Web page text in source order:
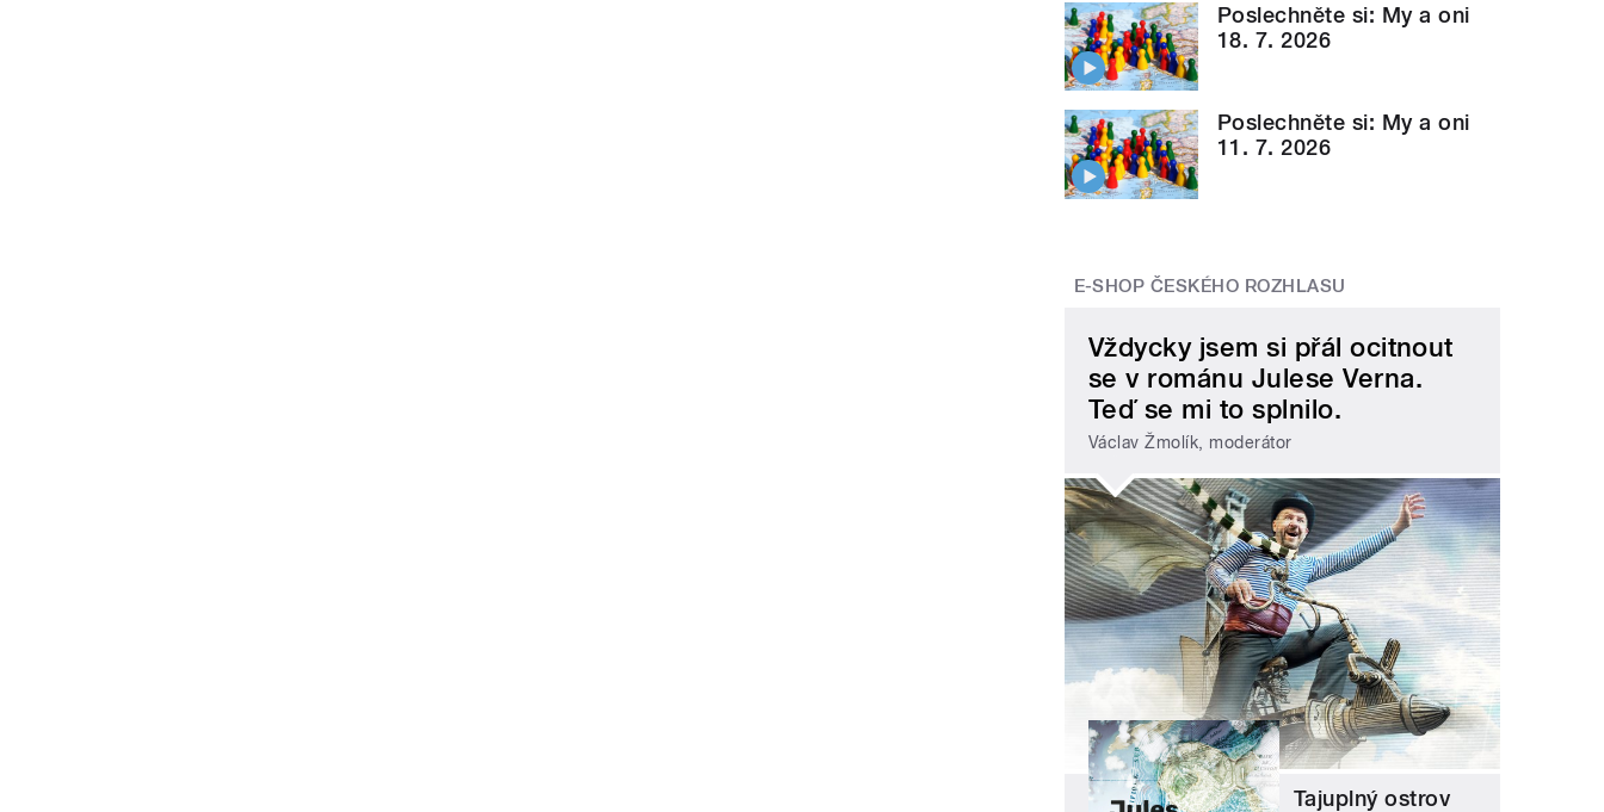
Poslechněte si: My a oni
18. 7. 2026
Poslechněte si: My a oni
11. 7. 2026
E-SHOP ČESKÉHO ROZHLASU
Vždycky jsem si přál ocitnout
se v románu Julese Verna.
Teď se mi to splnilo.
Václav Žmolík, moderátor
Tajuplný ostrov